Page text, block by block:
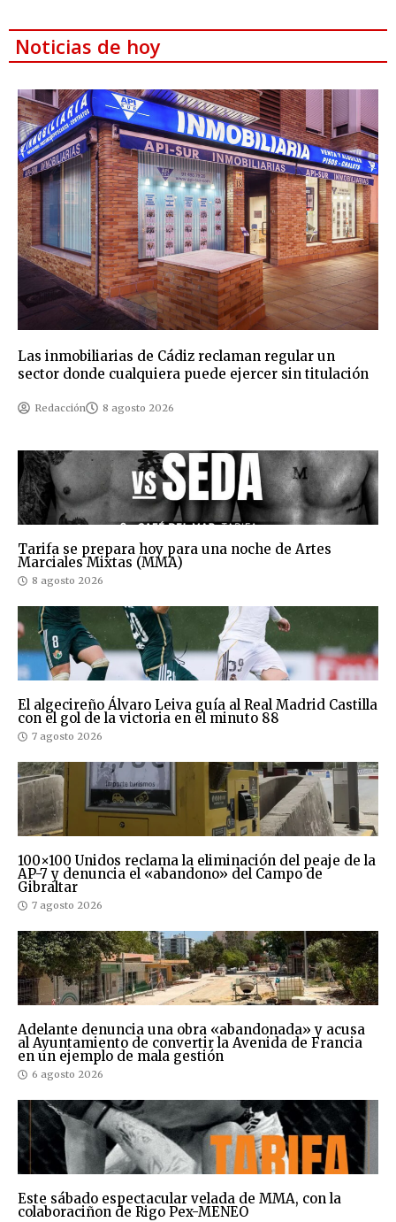
Noticias de hoy
Las inmobiliarias de Cádiz reclaman regular un
sector donde cualquiera puede ejercer sin titulación
Redacción 8 agosto 2026
Tarifa se prepara hoy para una noche de Artes
Marciales Mixtas (MMA)
8 agosto 2026
El algecireño Álvaro Leiva guía al Real Madrid Castilla
con el gol de la victoria en el minuto 88
7 agosto 2026
100×100 Unidos reclama la eliminación del peaje de la
AP-7 y denuncia el «abandono» del Campo de
Gibraltar
7 agosto 2026
Adelante denuncia una obra «abandonada» y acusa
al Ayuntamiento de convertir la Avenida de Francia
en un ejemplo de mala gestión
6 agosto 2026
Este sábado espectacular velada de MMA, con la
colaboraciñon de Rigo Pex-MENEO